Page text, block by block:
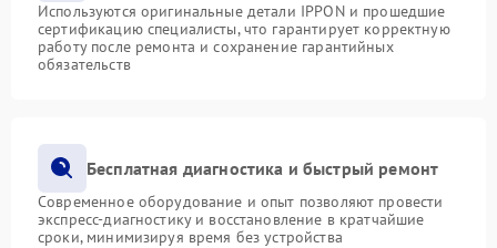
Используются оригинальные детали IPPON и прошедшие
сертификацию специалисты, что гарантирует корректную
работу после ремонта и сохранение гарантийных
обязательств
Бесплатная диагностика и быстрый ремонт
Современное оборудование и опыт позволяют провести
экспресс-диагностику и восстановление в кратчайшие
сроки, минимизируя время без устройства